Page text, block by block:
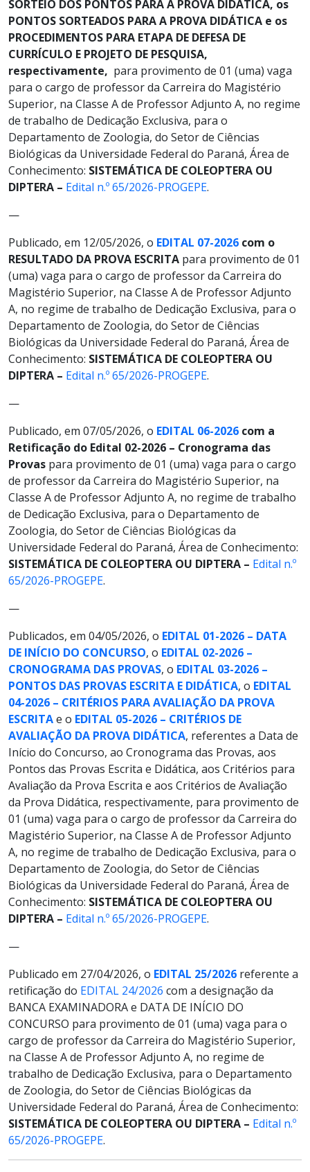
SORTEIO DOS PONTOS PARA A PROVA DIDÁTICA, os
PONTOS SORTEADOS PARA A PROVA DIDÁTICA e os
PROCEDIMENTOS PARA ETAPA DE DEFESA DE
CURRÍCULO E PROJETO DE PESQUISA,
respectivamente, para provimento de 01 (uma) vaga
para o cargo de professor da Carreira do Magistério
Superior, na Classe A de Professor Adjunto A, no regime
de trabalho de Dedicação Exclusiva, para o
Departamento de Zoologia, do Setor de Ciências
Biológicas da Universidade Federal do Paraná, Área de
Conhecimento: SISTEMÁTICA DE COLEOPTERA OU
DIPTERA – Edital n.º 65/2026-PROGEPE.
—
Publicado, em 12/05/2026, o EDITAL 07-2026 com o
RESULTADO DA PROVA ESCRITA para provimento de 01
(uma) vaga para o cargo de professor da Carreira do
Magistério Superior, na Classe A de Professor Adjunto
A, no regime de trabalho de Dedicação Exclusiva, para o
Departamento de Zoologia, do Setor de Ciências
Biológicas da Universidade Federal do Paraná, Área de
Conhecimento: SISTEMÁTICA DE COLEOPTERA OU
DIPTERA – Edital n.º 65/2026-PROGEPE.
—
Publicado, em 07/05/2026, o EDITAL 06-2026 com a
Retificação do Edital 02-2026 – Cronograma das
Provas para provimento de 01 (uma) vaga para o cargo
de professor da Carreira do Magistério Superior, na
Classe A de Professor Adjunto A, no regime de trabalho
de Dedicação Exclusiva, para o Departamento de
Zoologia, do Setor de Ciências Biológicas da
Universidade Federal do Paraná, Área de Conhecimento:
SISTEMÁTICA DE COLEOPTERA OU DIPTERA – Edital n.º
65/2026-PROGEPE.
—
Publicados, em 04/05/2026, o EDITAL 01-2026 – DATA
DE INÍCIO DO CONCURSO, o EDITAL 02-2026 –
CRONOGRAMA DAS PROVAS, o EDITAL 03-2026 –
PONTOS DAS PROVAS ESCRITA E DIDÁTICA, o EDITAL
04-2026 – CRITÉRIOS PARA AVALIAÇÃO DA PROVA
ESCRITAe o EDITAL 05-2026 – CRITÉRIOS DE
AVALIAÇÃO DA PROVA DIDÁTICA, referentes a Data de
Início do Concurso, ao Cronograma das Provas, aos
Pontos das Provas Escrita e Didática, aos Critérios para
Avaliação da Prova Escrita e aos Critérios de Avaliação
da Prova Didática, respectivamente, para provimento de
01 (uma) vaga para o cargo de professor da Carreira do
Magistério Superior, na Classe A de Professor Adjunto
A, no regime de trabalho de Dedicação Exclusiva, para o
Departamento de Zoologia, do Setor de Ciências
Biológicas da Universidade Federal do Paraná, Área de
Conhecimento: SISTEMÁTICA DE COLEOPTERA OU
DIPTERA – Edital n.º 65/2026-PROGEPE.
—
Publicado em 27/04/2026, o EDITAL 25/2026 referente a
retificação do EDITAL 24/2026 com a designação da
BANCA EXAMINADORA e DATA DE INÍCIO DO
CONCURSO para provimento de 01 (uma) vaga para o
cargo de professor da Carreira do Magistério Superior,
na Classe A de Professor Adjunto A, no regime de
trabalho de Dedicação Exclusiva, para o Departamento
de Zoologia, do Setor de Ciências Biológicas da
Universidade Federal do Paraná, Área de Conhecimento:
SISTEMÁTICA DE COLEOPTERA OU DIPTERA – Edital n.º
65/2026-PROGEPE.